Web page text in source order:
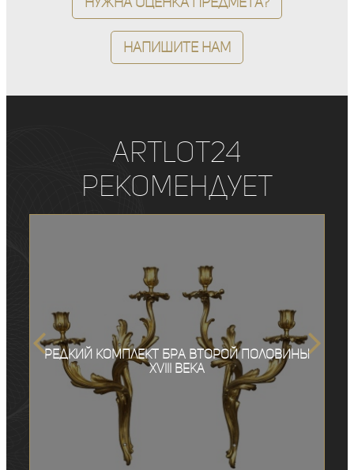
Напишите нам
ArtLot24
рекомендует
Редкий комплект бра второй половины
XVIII века